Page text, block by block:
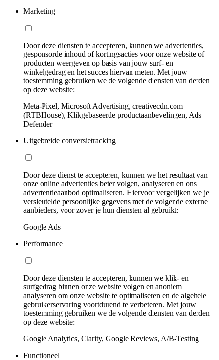
Marketing
Door deze diensten te accepteren, kunnen we advertenties,
gesponsorde inhoud of kortingsacties voor onze website of
producten weergeven op basis van jouw surf- en
winkelgedrag en het succes hiervan meten. Met jouw
toestemming gebruiken we de volgende diensten van derden
op deze website:
Meta-Pixel, Microsoft Advertising, creativecdn.com
(RTBHouse), Klikgebaseerde productaanbevelingen, Ads
Defender
Uitgebreide conversietracking
Door deze dienst te accepteren, kunnen we het resultaat van
onze online advertenties beter volgen, analyseren en ons
advertentieaanbod optimaliseren. Hiervoor vergelijken we je
versleutelde persoonlijke gegevens met de volgende externe
aanbieders, voor zover je hun diensten al gebruikt:
Google Ads
Performance
Door deze diensten te accepteren, kunnen we klik- en
surfgedrag binnen onze website volgen en anoniem
analyseren om onze website te optimaliseren en de algehele
gebruikerservaring voortdurend te verbeteren. Met jouw
toestemming gebruiken we de volgende diensten van derden
op deze website:
Google Analytics, Clarity, Google Reviews, A/B-Testing
Functioneel